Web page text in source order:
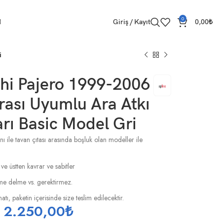
Giriş / Kayıt 0 0,00₺
Pajero 1999-2006
Uyumlu Ara Atkı
Basic Model Gri
ile tavan çıtası arasında boşluk olan modeller ile
ve üstten kavrar ve sabitler
delme vs. gerektirmez.
paketin içerisinde size teslim edilecektir.
2.250,00₺